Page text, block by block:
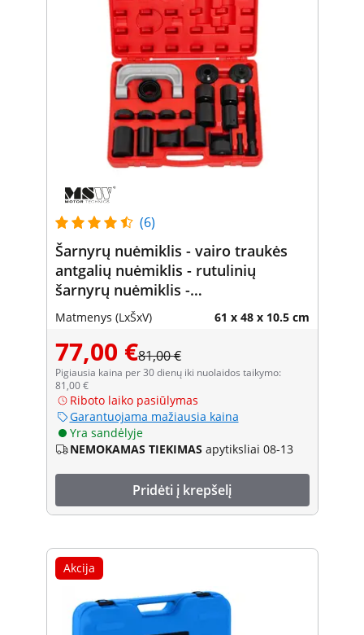
(6)
Šarnyrų nuėmiklis - vairo traukės
antgalių nuėmiklis - rutulinių
šarnyrų nuėmiklis -
mikroautobusams, pikapams,
furgonams arba SUV - 21 vnt.
Matmenys (LxŠxV) 61 x 48 x 10.5 cm
77,00 €81,00 €
Pigiausia kaina per 30 dienų iki nuolaidos taikymo:
81,00 €
Riboto laiko pasiūlymas
Garantuojama mažiausia kaina
Yra sandėlyje
NEMOKAMAS TIEKIMAS apytiksliai 08-13
Pridėti į krepšelį
Akcija